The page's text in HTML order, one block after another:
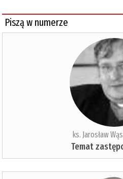
Piszą w numerze
ks. Jarosław
Temat